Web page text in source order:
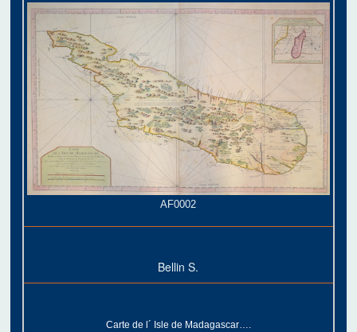
AF0002
Bellin S.
Carte de l´ Isle de Madagascar….